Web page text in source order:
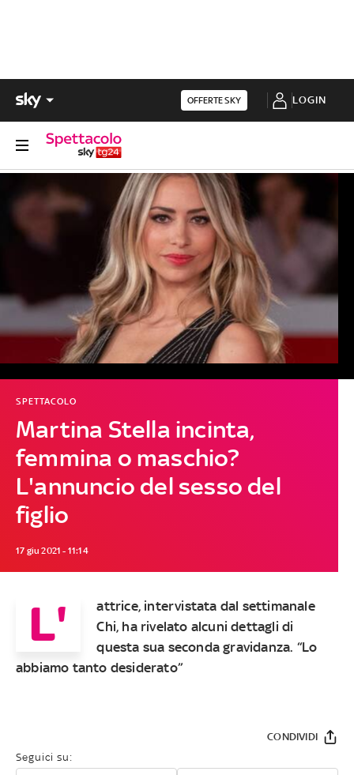
OFFERTE SKY LOGIN
Martina Stella incinta,
femmina o maschio?
L'annuncio del sesso del
figlio
SPETTACOLO
17 giu 2021 - 11:14
L'
attrice, intervistata dal settimanale
Chi, ha rivelato alcuni dettagli di
questa sua seconda gravidanza. “Lo
abbiamo tanto desiderato”
Seguici su:
CONDIVIDI